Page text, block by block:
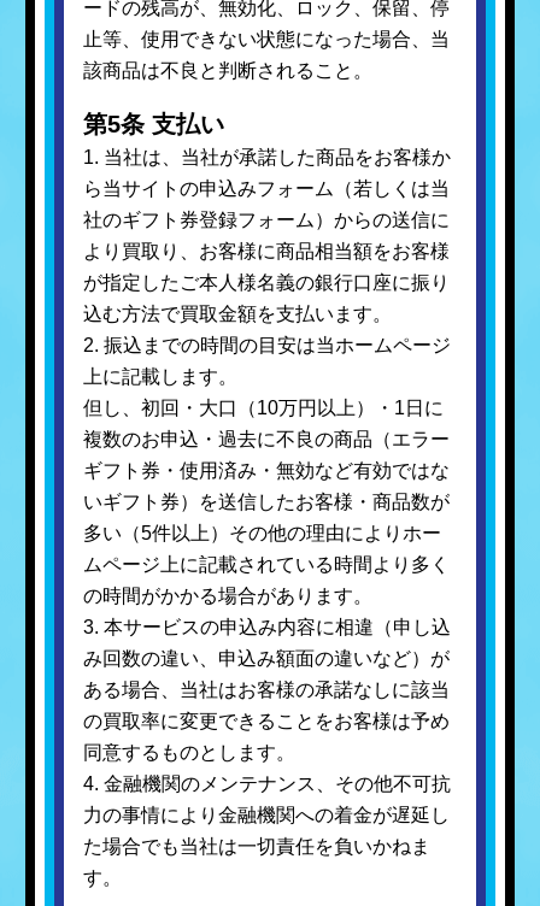
ードの残高が、無効化、ロック、保留、停
止等、使用できない状態になった場合、当
該商品は不良と判断されること。
第5条 支払い
1. 当社は、当社が承諾した商品をお客様か
ら当サイトの申込みフォーム（若しくは当
社のギフト券登録フォーム）からの送信に
より買取り、お客様に商品相当額をお客様
が指定したご本人様名義の銀行口座に振り
込む方法で買取金額を支払います。
2. 振込までの時間の目安は当ホームページ
上に記載します。
但し、初回・大口（10万円以上）・1日に
複数のお申込・過去に不良の商品（エラー
ギフト券・使用済み・無効など有効ではな
いギフト券）を送信したお客様・商品数が
多い（5件以上）その他の理由によりホー
ムページ上に記載されている時間より多く
の時間がかかる場合があります。
3. 本サービスの申込み内容に相違（申し込
み回数の違い、申込み額面の違いなど）が
ある場合、当社はお客様の承諾なしに該当
の買取率に変更できることをお客様は予め
同意するものとします。
4. 金融機関のメンテナンス、その他不可抗
力の事情により金融機関への着金が遅延し
た場合でも当社は一切責任を負いかねま
す。